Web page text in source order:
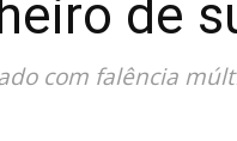
de
com falência